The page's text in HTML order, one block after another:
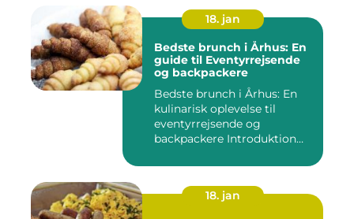
18. jan
Bedste brunch i Århus: En
guide til Eventyrrejsende
og backpackere
Bedste brunch i Århus: En
kulinarisk oplevelse til
eventyrrejsende og
backpackere Introduktion
18. jan